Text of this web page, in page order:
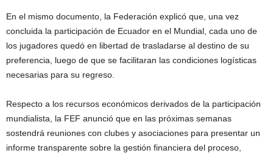
En el mismo documento, la Federación explicó que, una vez
concluida la participación de Ecuador en el Mundial, cada uno de
los jugadores quedó en libertad de trasladarse al destino de su
preferencia, luego de que se facilitaran las condiciones logísticas
necesarias para su regreso.
Respecto a los recursos económicos derivados de la participación
mundialista, la FEF anunció que en las próximas semanas
sostendrá reuniones con clubes y asociaciones para presentar un
informe transparente sobre la gestión financiera del proceso,